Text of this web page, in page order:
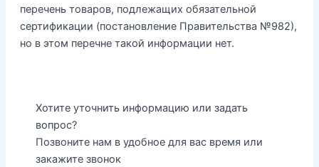
перечень товаров, подлежащих обязательной
сертификации (постановление Правительства №982),
но в этом перечне такой информации нет.
Хотите уточнить информацию или задать
вопрос?
Позвоните нам в удобное для вас время или
закажите звонок